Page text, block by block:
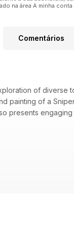
na área A minha
Comentários
of diverse
painting of a
presents